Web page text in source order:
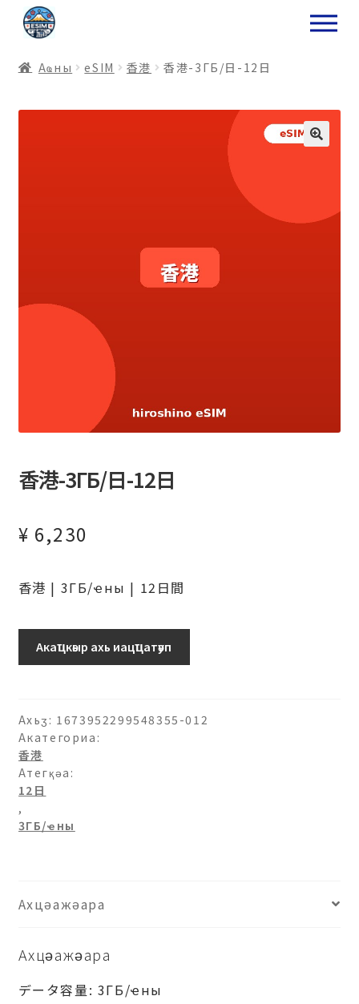
ナ
ビ
ー
ョ
コ
ン
ン
ス
Аҩны еSIM 香港 香港-3ГБ/日-12日
香港-3ГБ/日-12日
¥ 6,230
香港 | 3ГБ/ҽны | 12日間
港-3ГБ/
ашәагаа
Акаҵкәыр ахь иацҵатәуп
Ахьӡ: 1673952299548355-012
Акатегориа:
香港
Атегқәа:
12日
,
3ГБ/ҽны
Ахцәажәара
Ахцәажәара
データ容量: 3ГБ/ҽны